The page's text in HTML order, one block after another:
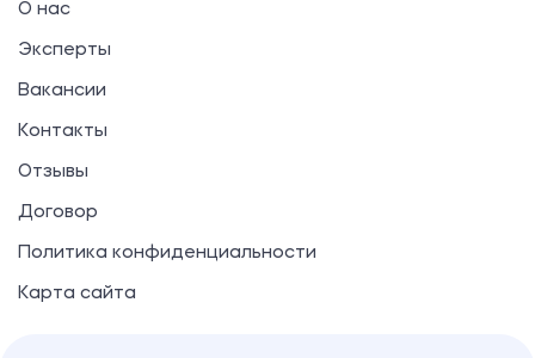
О нас
Эксперты
Вакансии
Контакты
Отзывы
Договор
Политика конфиденциальности
Карта сайта